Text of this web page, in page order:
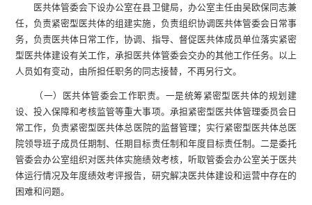
医共体管委会下设办公室在县卫健局， 办公室主任由吴欧保同志兼
任， 负责紧密型医共体的组建实施，负责组织协调医共体管委会日常事
务， 负责医共体日常工作，协调、指导、督促医共体成员单位落实紧密
型医共体建设有关工作，承担医共体管委会交办的其他工作任务。 以上
人员如有变动，由所担任职务的同志接替，不再另行文。
（一） 医共体管委会工作职责。 一是统筹紧密型医共体的规划建
设、投入保障和考核监管等重大事项。承担紧密型医共体管理委员会日
常工作， 负责紧密型医共体总医院的监督管理 ； 实行紧密型医共体总医
院领导班子成员任期制、任期目标责任制和年度目标责任制 。二是委托
管委会办公室组织对医共体实施绩效考核，听取管委会办公室关于医共
体运行情况及年度绩效考评报告，研究解决医共体建设和运营中存在的
困难和问题。